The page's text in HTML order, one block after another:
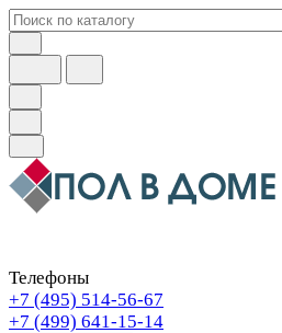
Телефоны
+7 (495) 514-56-67
+7 (499) 641-15-14